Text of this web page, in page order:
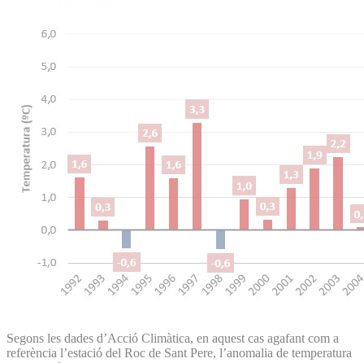
Segons les dades d’Acció Climàtica, en aquest cas agafant com a
referència l’estació del Roc de Sant Pere, l’anomalia de temperatura